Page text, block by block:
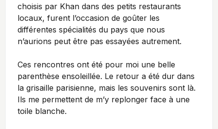
choisis par Khan dans des petits restaurants
locaux, furent l’occasion de goûter les
différentes spécialités du pays que nous
n’aurions peut être pas essayées autrement.
Ces rencontres ont été pour moi une belle
parenthèse ensoleillée. Le retour a été dur dans
la grisaille parisienne, mais les souvenirs sont là.
Ils me permettent de m’y replonger face à une
toile blanche.